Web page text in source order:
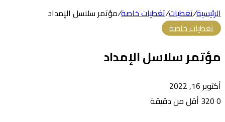
الرئيسية/تغطيات/تغطيات خاصة/مؤتمر سلاسل الإمداد
تغطيات خاصة
مؤتمر سلاسل الإمداد
أكتوبر 16, 2022
0
أقل من دقيقة